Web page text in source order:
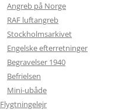
Angreb på Norge
RAF luftangreb
Stockholmsarkivet
Engelske efterretninger
Begravelser 1940
Befrielsen
Mini-ubåde
Flygtningelejr